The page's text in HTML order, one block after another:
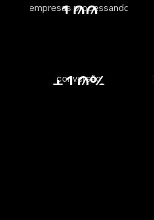
100
empresas processando
+10%
conversão